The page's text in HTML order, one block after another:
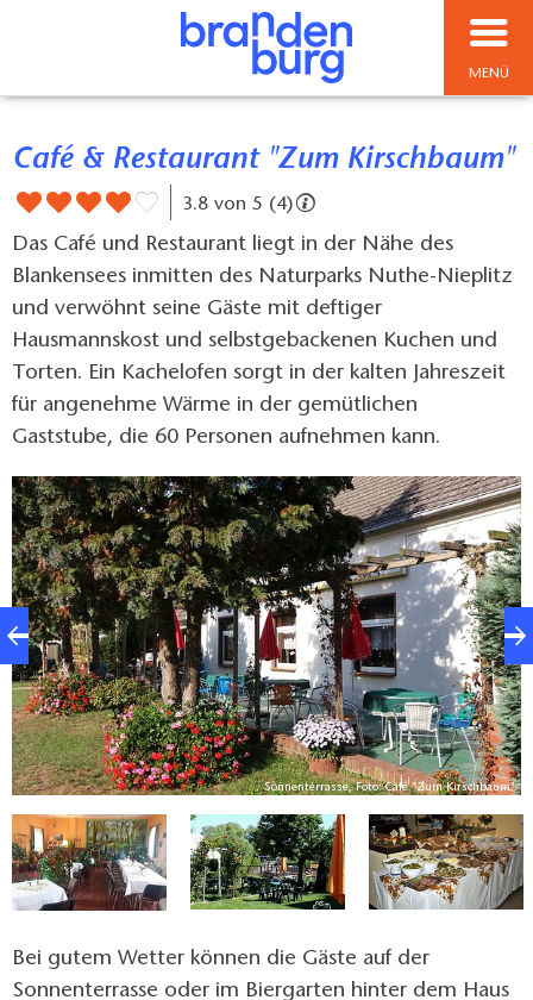
MENÜ
Café & Restaurant "Zum Kirschbaum"
3.8 von 5 (4)
Das Café und Restaurant liegt in der Nähe des
Blankensees inmitten des Naturparks Nuthe-Nieplitz
und verwöhnt seine Gäste mit deftiger
Hausmannskost und selbstgebackenen Kuchen und
Torten. Ein Kachelofen sorgt in der kalten Jahreszeit
für angenehme Wärme in der gemütlichen
Gaststube, die 60 Personen aufnehmen kann.
Sonnenterrasse, Foto: Café "Zum Kirschbaum"
Bei gutem Wetter können die Gäste auf der
Sonnenterrasse oder im Biergarten hinter dem Haus